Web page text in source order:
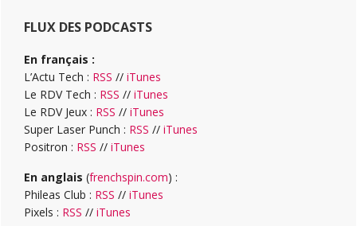
FLUX DES PODCASTS
En français :
L’Actu Tech : RSS // iTunes
Le RDV Tech : RSS // iTunes
Le RDV Jeux : RSS // iTunes
Super Laser Punch : RSS // iTunes
Positron : RSS // iTunes
En anglais (frenchspin.com) :
Phileas Club : RSS // iTunes
Pixels : RSS // iTunes